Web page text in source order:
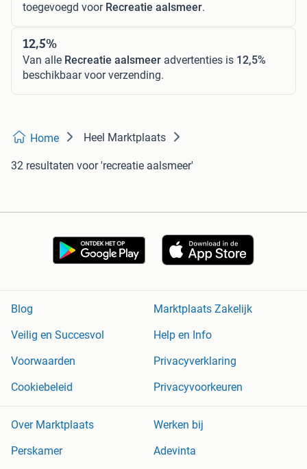
toegevoegd voor Recreatie aalsmeer.
12,5%
Van alle Recreatie aalsmeer advertenties is 12,5%
beschikbaar voor verzending.
Home Heel Marktplaats
32 resultaten voor 'recreatie aalsmeer'
Blog
Marktplaats Zakelijk
Veilig en Succesvol
Help en Info
Voorwaarden
Privacyverklaring
Cookiebeleid
Privacyvoorkeuren
Over Marktplaats
Werken bij
Perskamer
Adevinta